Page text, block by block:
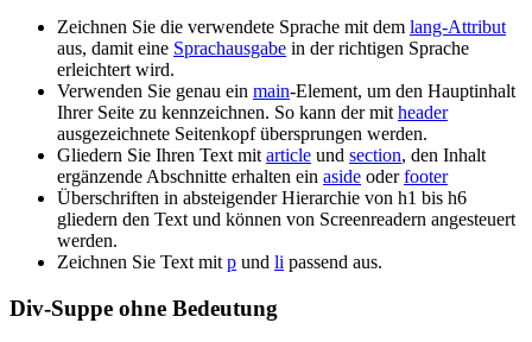
Zeichnen Sie die verwendete Sprache mit dem lang-Attribut
aus, damit eine Sprachausgabe in der richtigen Sprache
erleichtert wird.
Verwenden Sie genau ein main-Element, um den Hauptinhalt
Ihrer Seite zu kennzeichnen. So kann der mit header
ausgezeichnete Seitenkopf übersprungen werden.
Gliedern Sie Ihren Text mit article und section, den Inhalt
ergänzende Abschnitte erhalten ein aside oderfooter
Überschriften in absteigender Hierarchie von h1 bis h6
gliedern den Text und können von Screenreadern angesteuert
werden.
Zeichnen Sie Text mit p und li passend aus.
Div-Suppe ohne Bedeutung